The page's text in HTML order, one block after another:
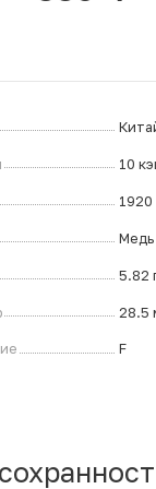
10
1920
Медь
5.82
28.5
F